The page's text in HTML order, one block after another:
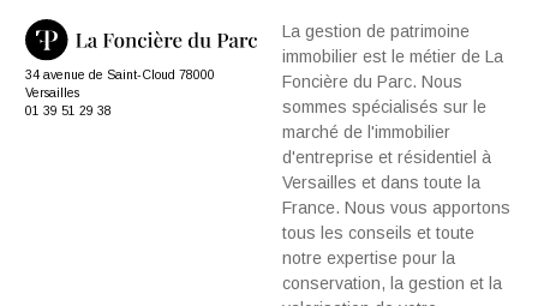
34 avenue de Saint-Cloud 78000
Versailles
01 39 51 29 38
La gestion de patrimoine
immobilier est le métier de La
Foncière du Parc. Nous
sommes spécialisés sur le
marché de l'immobilier
d'entreprise et résidentiel à
Versailles et dans toute la
France. Nous vous apportons
tous les conseils et toute
notre expertise pour la
conservation, la gestion et la